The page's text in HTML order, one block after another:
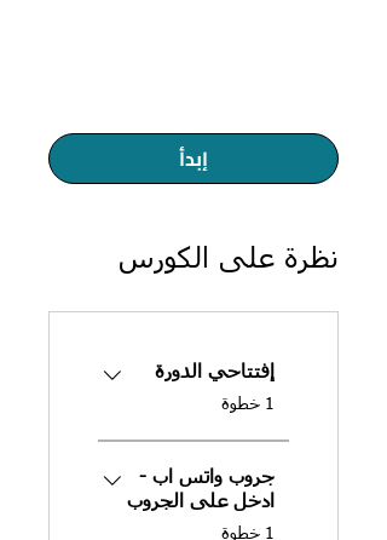
إبدأ
نظرة على الكورس
إفتتاحي الدورة
.
1 خطوة
جروب واتس اب -
ادخل على الجروب
.
1 خطوة